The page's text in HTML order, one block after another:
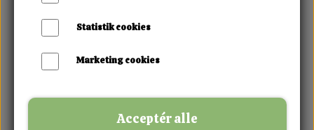
Statistik cookies
Marketing cookies
Acceptér alle